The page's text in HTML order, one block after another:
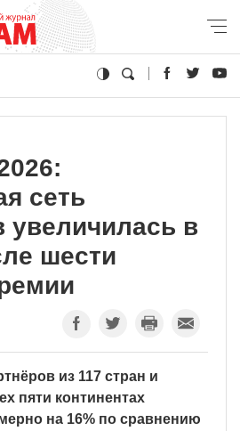
сеть
увеличилась в
шести
из 117 стран и
пяти континентах
на 16% по сравнению